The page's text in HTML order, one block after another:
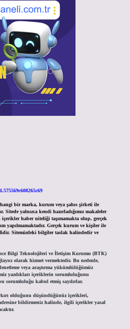
bir marka, kurum veya şahıs şirketi ile
Sitede yalnızca kendi hazırladığımız makaleler
haber niteliği taşımamakta olup, gerçek
yapılmamaktadır. Gerçek kurum ve kişiler ile
Sitemizdeki bilgiler taslak halindedir ve
Bilgi Teknolojileri ve İletişim Kurumu (BTK)
olarak hizmet vermektedir. Bu nedenle,
veya araştırma yükümlülüğümüz
yazdıkları içeriklerin sorumluluğunu
sorumluluğu kabul etmiş sayılırlar.
olduğunu düşündüğünüz içerikleri,
bildirmeniz halinde, ilgili içerikler yasal